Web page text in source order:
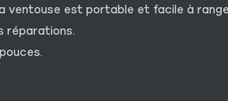
ventouse est portable et facile à
réparations.